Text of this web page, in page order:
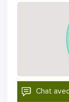
Chat